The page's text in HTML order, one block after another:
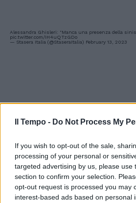
Il Tempo - Do Not Process My
If you wish to opt-out of the sale,
processing of your personal or
targeted advertising by us, please use
section to confirm your selection.
opt-out request is processed you may
interest-based ads based on personal
Alessandra Ghisleri: "Manca una presenza della
pic.twitter.com/IH4uQTzGDo
— Stasera Italia (@StaseraItalia) February 13, 2023